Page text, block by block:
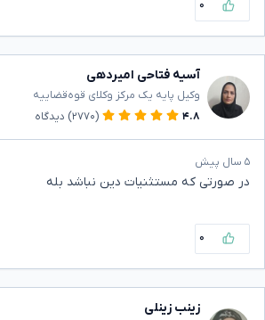
۰
آسیه فتاحی امیردهی
وکیل پایه یک مرکز وکلای قوه‌قضاییه
۴.۸
(۲۷۷۰) دیدگاه
۵ سال پیش
در صورتی که مستثنیات دین نباشد بله
۰
زینب زینلی